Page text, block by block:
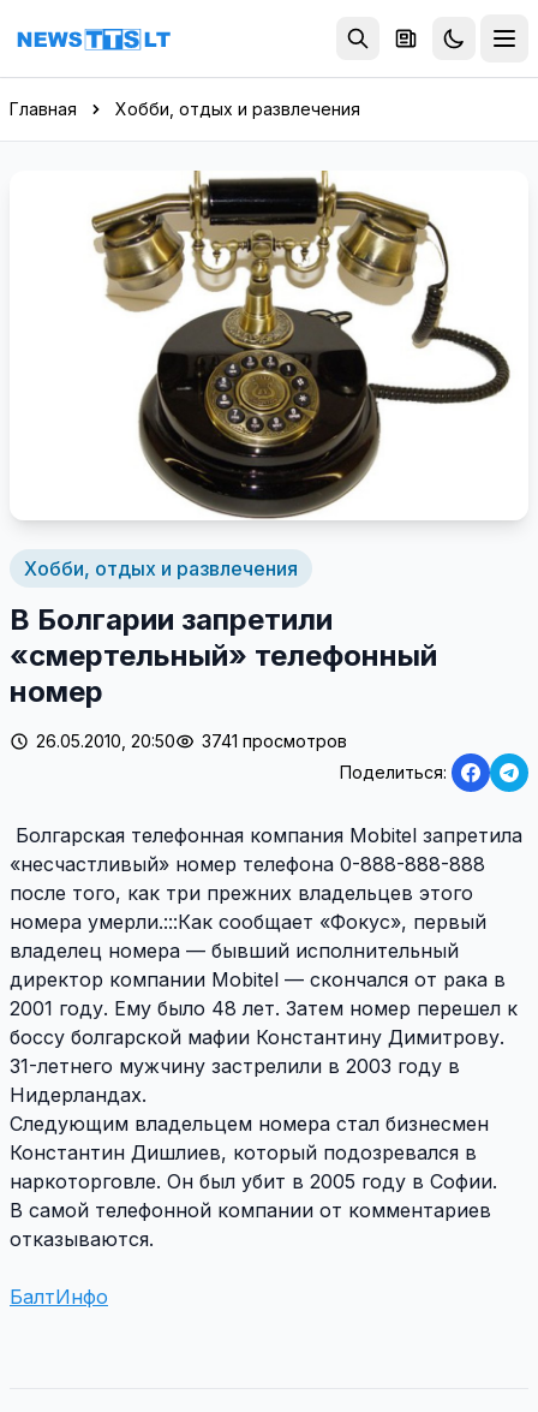
Перейти к содержимому
Главная Хобби, отдых и развлечения
Хобби, отдых и развлечения
В Болгарии запретили
«смертельный» телефонный
номер
26.05.2010, 20:50
3741 просмотров
Поделиться:
Болгарская телефонная компания Mobitel запретила
«несчастливый» номер телефона 0-888-888-888
после того, как три прежних владельцев этого
номера умерли.:::Как сообщает «Фокус», первый
владелец номера — бывший исполнительный
директор компании Mobitel — скончался от рака в
2001 году. Ему было 48 лет. Затем номер перешел к
боссу болгарской мафии Константину Димитрову.
31-летнего мужчину застрелили в 2003 году в
Нидерландах.
Следующим владельцем номера стал бизнесмен
Константин Дишлиев, который подозревался в
наркоторговле. Он был убит в 2005 году в Софии.
В самой телефонной компании от комментариев
отказываются.
БалтИнфо